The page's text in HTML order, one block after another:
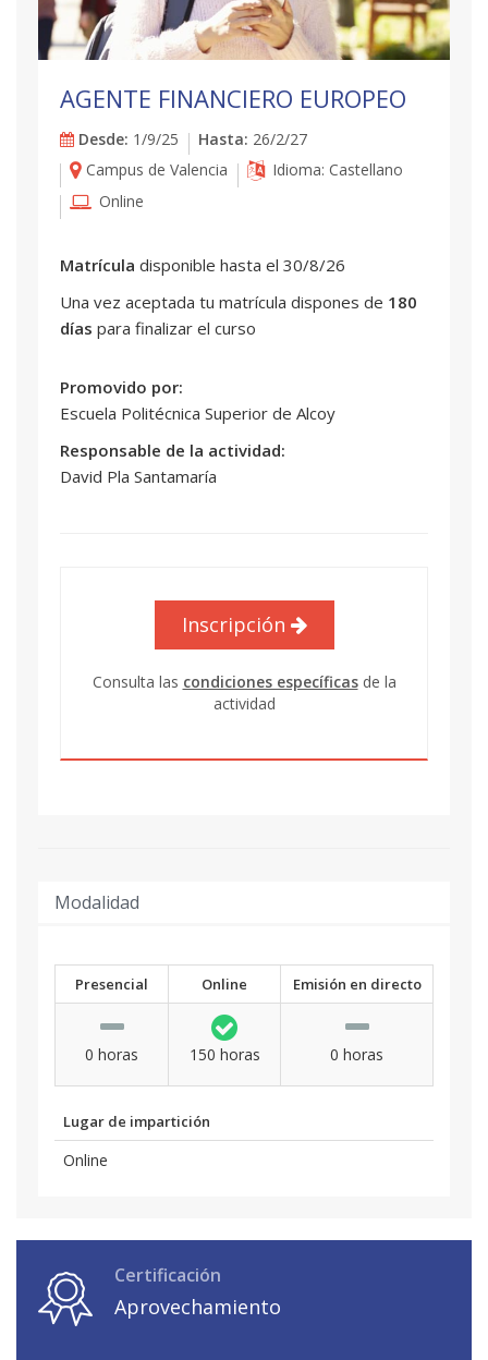
AGENTE FINANCIERO EUROPEO
Desde: 1/9/25 Hasta: 26/2/27
Campus de Valencia
Idioma: Castellano
Online
Matrícula disponible hasta el 30/8/26
Una vez aceptada tu matrícula dispones de 180
días para finalizar el curso
Promovido por:
Escuela Politécnica Superior de Alcoy
Responsable de la actividad:
David Pla Santamaría
Inscripción
Consulta las condiciones específicasde la
actividad
Modalidad
Presencial Online Emisión en directo
0 horas 150 horas 0 horas
Lugar de impartición
Online
Certificación
Aprovechamiento